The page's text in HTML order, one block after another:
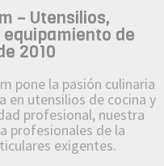
– Utensilios,
de
2010
pone la pasión culinaria
en utensilios de cocina y
profesional, nuestra
profesionales de la
exigentes.